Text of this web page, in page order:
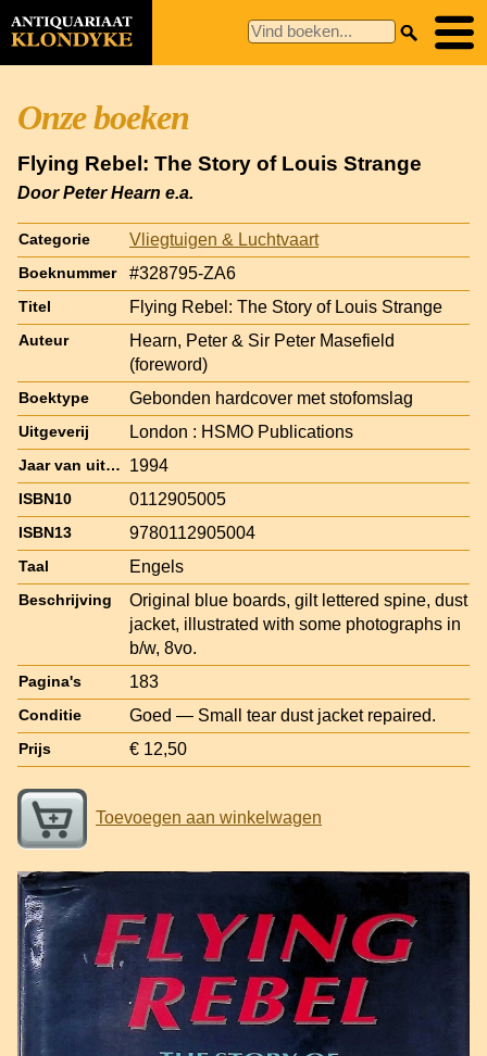
Onze boeken
Flying Rebel: The Story of Louis Strange
Door Peter Hearn e.a.
Categorie Vliegtuigen & Luchtvaart
Boeknummer #328795-ZA6
Titel Flying Rebel: The Story of Louis Strange
Auteur
Hearn, Peter & Sir Peter Masefield
(foreword)
Boektype Gebonden hardcover met stofomslag
Uitgeverij London : HSMO Publications
Jaar van uitgave 1994
ISBN10 0112905005
ISBN13 9780112905004
Taal Engels
Beschrijving
Original blue boards, gilt lettered spine, dust
jacket, illustrated with some photographs in
b/w, 8vo.
Pagina's 183
Conditie Goed — Small tear dust jacket repaired.
Prijs € 12,50
Toevoegen aan winkelwagen